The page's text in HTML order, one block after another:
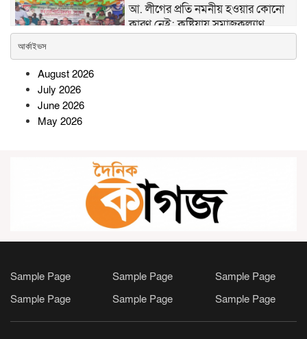
আ. লীগের প্রতি নমনীয় হওয়ার কোনো
কারণ নেই: কুষ্টিয়ায় সমাজকল্যাণ
জামায়াতের সম্ভাব্য প্রার্থী ঘোষণা
রামগতিতে জাতীয় মৎস্যজীবী সমিতির
দশা, দুর্ভোগে ১০ হাজার মানুষ
আর্কাইভস
August 2026
July 2026
June 2026
May 2026
Sample Page Sample Page
Sample Page
Sample Page
Sample Page Sample Page